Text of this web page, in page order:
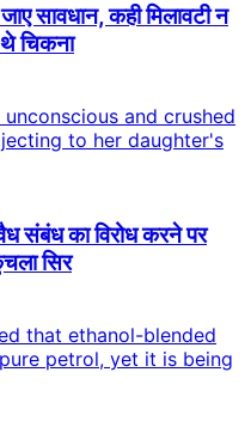
सावधान, कही मिलावटी न
चिकना
का विरोध करने पर
सिर